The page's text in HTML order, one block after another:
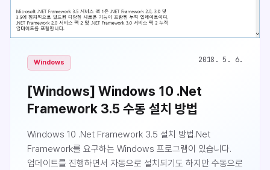
Windows 2018. 5. 6.
[Windows] Windows 10 .Net
Framework 3.5 수동 설치 방법
Windows 10 .Net Framework 3.5 설치 방법.Net
Framework를 요구하는 Windows 프로그램이 있습니다.
업데이트를 진행하면서 자동으로 설치되기도 하지만 수동으로